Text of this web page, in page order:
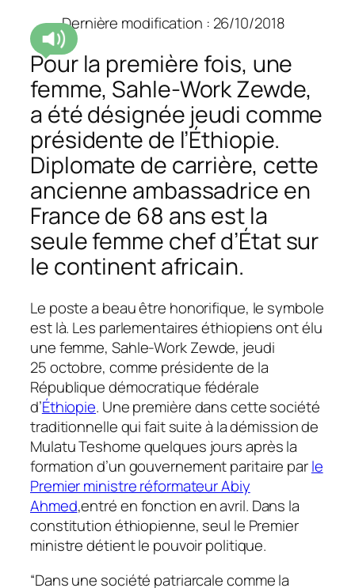
Dernière modification : 26/10/2018
Pour la première fois, une
femme, Sahle-Work Zewde,
a été désignée jeudi comme
présidente de l’Éthiopie.
Diplomate de carrière, cette
ancienne ambassadrice en
France de 68 ans est la
seule femme chef d’État sur
le continent africain.
Le poste a beau être honorifique, le symbole
est là. Les parlementaires éthiopiens ont élu
une femme, Sahle-Work Zewde, jeudi
25octobre, comme présidentede la
République démocratique fédérale
d’Éthiopie. Une première dans cette société
traditionnelle qui fait suite à la démission de
Mulatu Teshome quelques jours après la
formation d’ungouvernement paritaire parle
Premier ministre réformateur Abiy
Ahmed,entré en fonction en avril. Dans la
constitution éthiopienne, seul le Premier
ministre détient le pouvoir politique.
“Dans une société patriarcale comme la